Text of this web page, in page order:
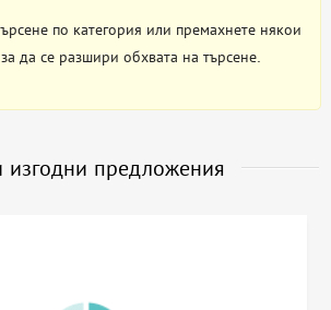
по категория или премахнете някои
да се разшири обхвата на търсене.
изгодни предложения